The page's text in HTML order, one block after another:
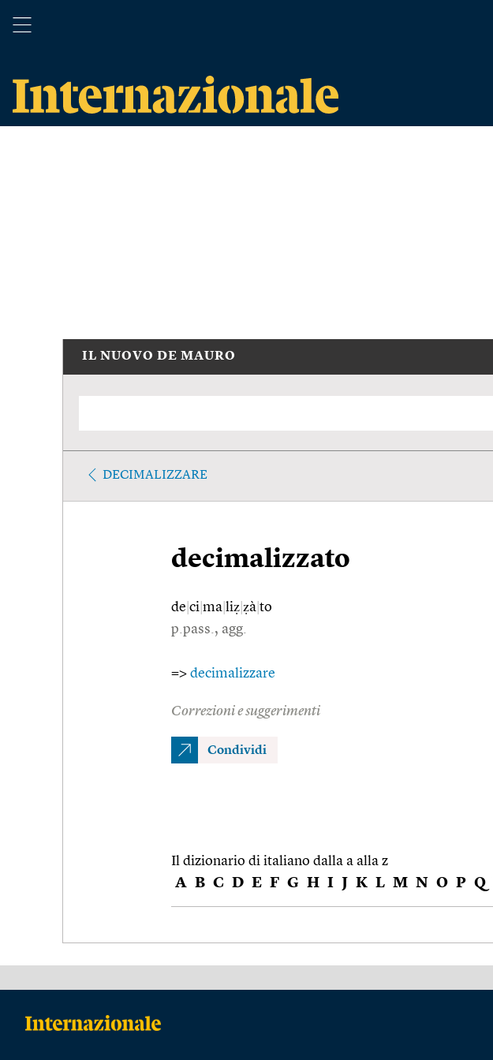
IL NUOVO DE MAURO
DECIMALIZZARE
decimalizzato
de ci ma liẓ ẓà to
p.pass., agg.
=> decimalizzare
Correzioni e suggerimenti
Condividi
Il dizionario di italiano dalla a alla z
A B C D E F G H I J K L M N O P Q